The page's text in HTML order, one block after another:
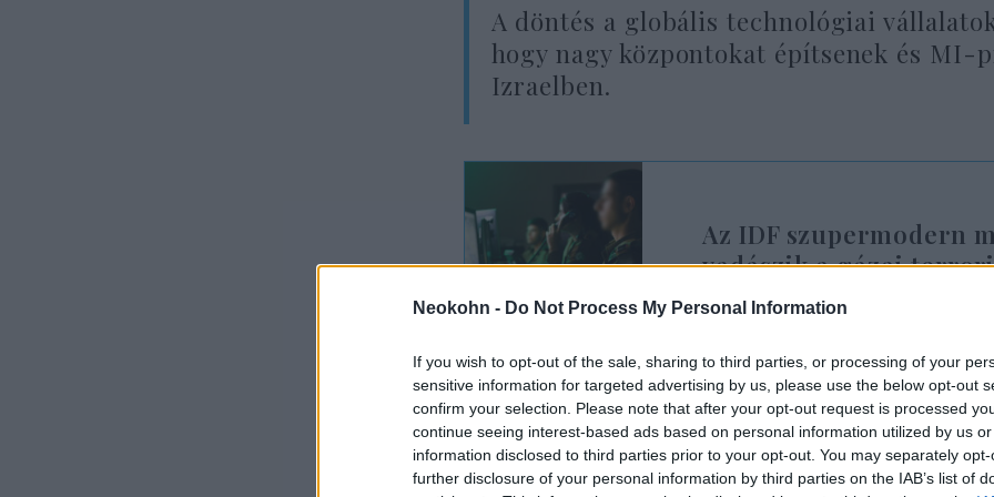
Neokohn - Do Not Process My Personal Information
If you wish to opt-out of the sale, sharing to third parties, or processing of your
sensitive information for targeted advertising by us, please use the below opt-out
confirm your selection. Please note that after your opt-out request is processed
continue seeing interest-based ads based on personal information utilized by us
information disclosed to third parties prior to your opt-out. You may separately
further disclosure of your personal information by third parties on the IAB’s list of
A döntés a globális technológiai
hogy nagy központokat építsenek és MI-
Izraelben.
Az IDF szupermodern
vadászik a gázai
„Ha az izraeli cégek számára nehezebb lesz új MI-
ezek a cégek nem Izraelben fognak letelepedni,
hol alapítsanak céget, lehet, hogy inkább az
Greenbaum.